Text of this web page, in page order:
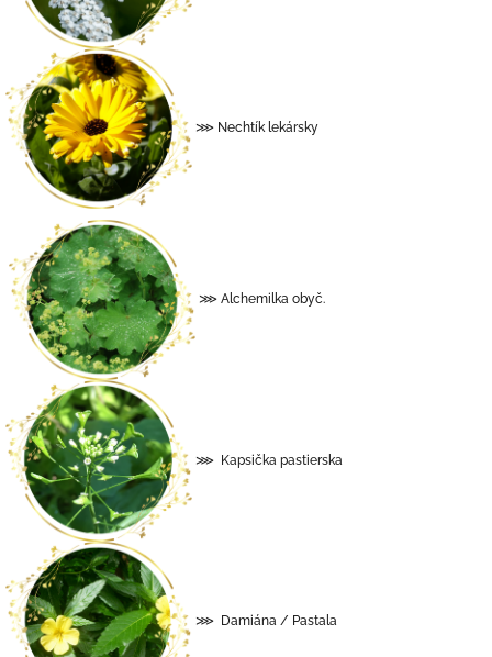
⋙ Nechtík lekársky
⋙ Alchemilka obyč.
⋙ Kapsička pastierska
⋙ Damiána / Pastala